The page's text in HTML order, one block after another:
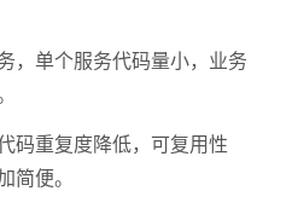
，单个服务代码量小，业务
码重复度降低，可复用性
简便。